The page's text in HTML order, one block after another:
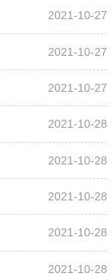
2021-10-27
2021-10-27
2021-10-27
2021-10-28
2021-10-28
2021-10-28
2021-10-28
2021-10-28